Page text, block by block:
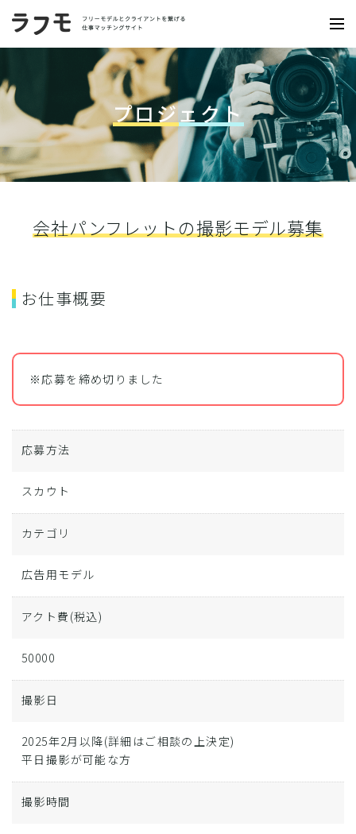
プロジェクト
会社パンフレットの撮影モデル募集
お仕事概要
※応募を締め切りました
応募方法
スカウト
カテゴリ
広告用モデル
アクト費 (税込)
50000
撮影日
2025年2月以降(詳細はご相談の上決定)
平日撮影が可能な方
撮影時間